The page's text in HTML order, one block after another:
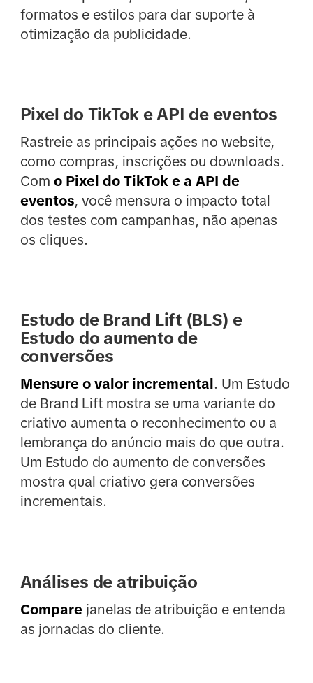
formatos e estilos para dar suporte à
otimização da publicidade.
Pixel do TikTok e API de eventos
Rastreie as principais ações no website,
como compras, inscrições ou downloads.
Com o Pixel do TikTok e a API de
eventos, você mensura o impacto total
dos testes com campanhas, não apenas
os cliques.
Estudo de Brand Lift (BLS) e
Estudo do aumento de
conversões
Mensure o valor incremental . Um Estudo
de Brand Lift mostra se uma variante do
criativo aumenta o reconhecimento ou a
lembrança do anúncio mais do que outra.
Um Estudo do aumento de conversões
mostra qual criativo gera conversões
incrementais.
Análises de atribuição
Compare janelas de atribuição e entenda
as jornadas do cliente.